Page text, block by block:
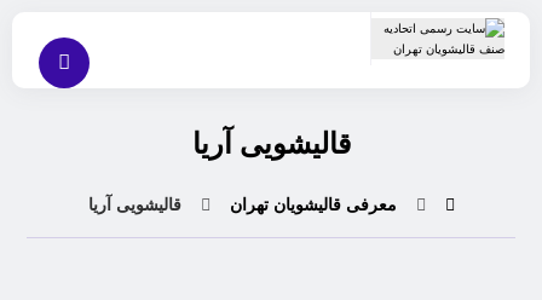
قالیشویی آریا
معرفی قالیشویان تهران قالیشویی آریا